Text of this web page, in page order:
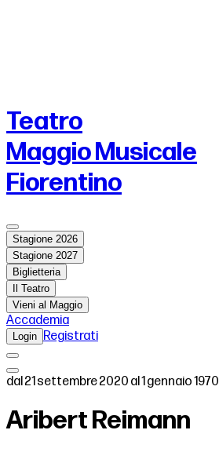
Teatro
Maggio Musicale
Fiorentino
Stagione 2026
Stagione 2027
Biglietteria
Il Teatro
Vieni al Maggio
Accademia
Login Registrati
dal 21 settembre 2020 al 1 gennaio 1970
Aribert Reimann